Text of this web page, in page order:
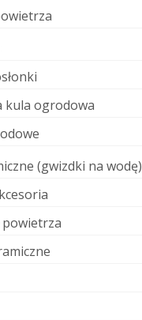
kula ogrodowa
(gwizdki na wodę)
powietrza